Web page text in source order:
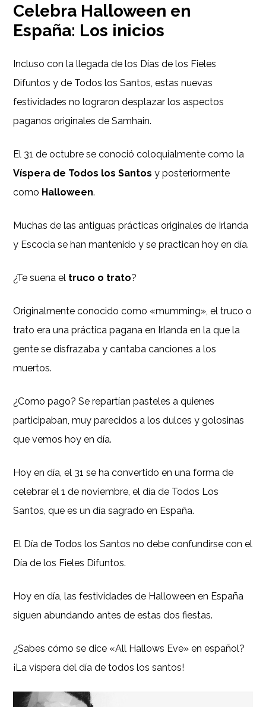
Celebra Halloween en
España: Los inicios
Incluso con la llegada de los Días de los Fieles
Difuntos y de Todos los Santos, estas nuevas
festividades no lograron desplazar los aspectos
paganos originales de Samhain.
El 31 de octubre se conoció coloquialmente como la
Víspera de Todos los Santos y posteriormente
como Halloween.
Muchas de las antiguas prácticas originales de Irlanda
y Escocia se han mantenido y se practican hoy en día.
¿Te suena el truco o trato?
Originalmente conocido como «mumming», el truco o
trato era una práctica pagana en Irlanda en la que la
gente se disfrazaba y cantaba canciones a los
muertos.
¿Como pago? Se repartían pasteles a quienes
participaban, muy parecidos a los dulces y golosinas
que vemos hoy en día.
Hoy en día, el 31 se ha convertido en una forma de
celebrar el 1 de noviembre, el día de Todos Los
Santos, que es un día sagrado en España.
El Día de Todos los Santos no debe confundirse con el
Día de los Fieles Difuntos.
Hoy en día, las festividades de Halloween en España
siguen abundando antes de estas dos fiestas.
¿Sabes cómo se dice «All Hallows Eve» en español?
¡La víspera del día de todos los santos!